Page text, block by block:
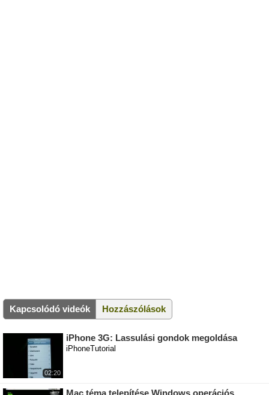
Kapcsolódó videók Hozzászólások
02:20
iPhone 3G: Lassulási gondok megoldása
iPhoneTutorial